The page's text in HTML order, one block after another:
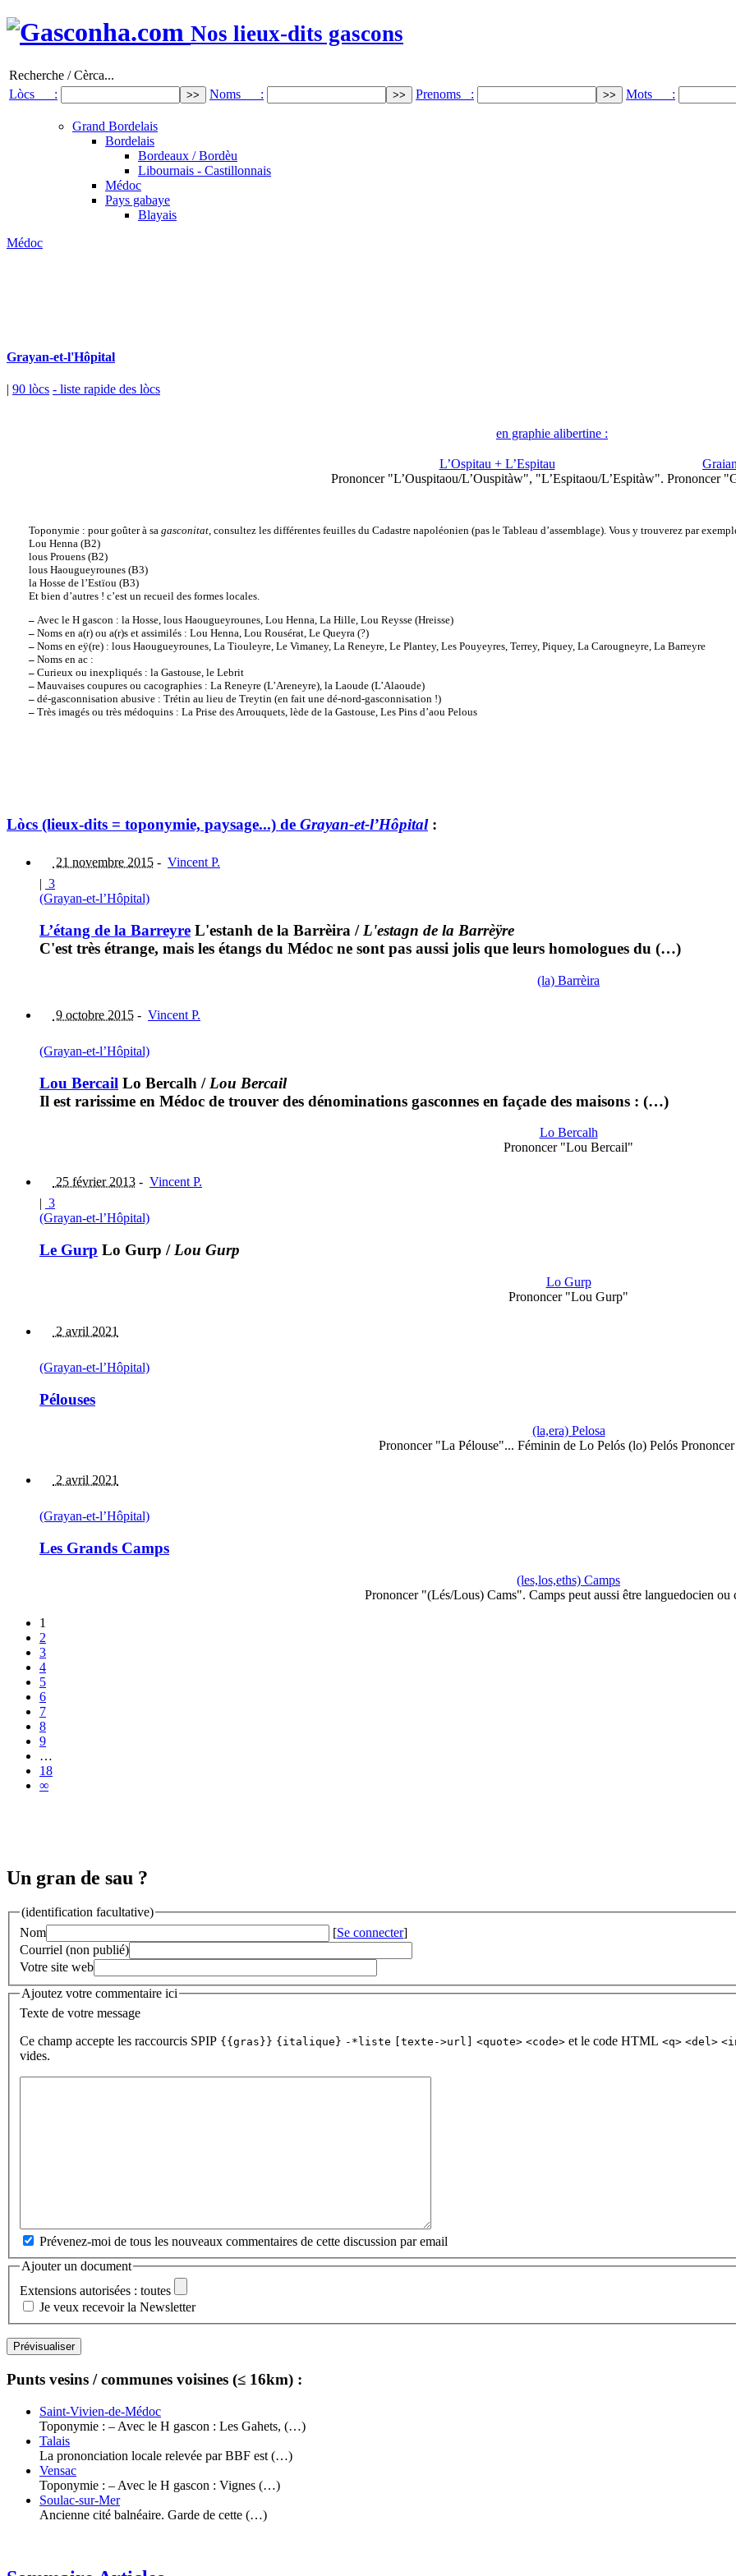
Nos lieux-dits gascons
Recherche / Cèrca...
Lòcs :
Noms : Prenoms : Mots :
Grand Bordelais
Bordelais
Bordeaux / Bordèu
Libournais - Castillonnais
Médoc
Pays gabaye
Blayais
Médoc
Grayan-et-l'Hôpital
| 90 lòcs - liste rapide des lòcs
en graphie alibertine :
L’Ospitau + L’Espitau
Prononcer "L’Ouspitaou/L’Ouspitàw", "L’Espitaou/L’Espitàw". Prononcer
Toponymie : pour goûter à sa gasconitat, consultez les différentes feuilles du Cadastre napoléonien (pas le Tableau d’assemblage). Vous y trouverez par
Lou Henna (B2)
lous Prouens (B2)
lous Haougueyrounes (B3)
la Hosse de l’Estïou (B3)
Et bien d’autres ! c’est un recueil des formes locales.
–Avec le H gascon : la Hosse, lous Haougueyrounes, Lou Henna, La Hille, Lou Reysse (Hreisse)
–Noms en a(r) ou a(r)s et assimilés : Lou Henna, Lou Rousérat, Le Queyra (?)
–Noms en eÿ(re) : lous Haougueyrounes, La Tiouleyre, Le Vimaney, La Reneyre, Le Plantey, Les Pouyeyres, Terrey, Piquey, La Carougneyre, La Barreyre
–Noms en ac :
–Curieux ou inexpliqués : la Gastouse, le Lebrit
–Mauvaises coupures ou cacographies : La Reneyre (L’Areneyre), la Laoude (L’Alaoude)
–dé-gasconnisation abusive : Trétin au lieu de Treytin (en fait une dé-nord-gasconnisation !)
–Très imagés ou très médoquins : La Prise des Arrouquets, lède de la Gastouse, Les Pins d’aou Pelous
Lòcs (lieux-dits = toponymie, paysage...) de Grayan-et-l’Hôpital:
21 novembre 2015 - Vincent P.
3
(Grayan-et-l’Hôpital)
L’étang de la Barreyre L'estanh de la Barrèira /L'estagn de la Barrèÿre
C'est très étrange, mais les étangs du Médoc ne sont pas aussi jolis que leurs homologues du (…)
(la) Barrèira
9 octobre 2015 - Vincent P.
(Grayan-et-l’Hôpital)
Lou Bercail Lo Bercalh / Lou Bercail
Il est rarissime en Médoc de trouver des dénominations gasconnes en façade des maisons : (…)
Lo Bercalh
Prononcer "Lou Bercail"
25 février 2013 - Vincent P.
| 3
(Grayan-et-l’Hôpital)
Le Gurp Lo Gurp / Lou Gurp
Lo Gurp
Prononcer "Lou Gurp"
2 avril 2021
(Grayan-et-l’Hôpital)
Pélouses
(la,era) Pelosa
Prononcer "La Pélouse"... Féminin de Lo Pelós (lo) Pelós
2 avril 2021
(Grayan-et-l’Hôpital)
Les Grands Camps
(les,los,eths) Camps
Prononcer "(Lés/Lous) Cams". Camps peut aussi être languedocien ou
1
2
3
4
5
6
7
8
9
…
18
∞
Un gran de sau ?
(identification facultative)
Nom
[Se connecter]
Courriel (non publié)
Votre site web
Ajoutez votre commentaire ici
Texte de votre message
Ce champ accepte les raccourcis SPIP {{gras}} {italique} -*liste [texte->url] <quote> <code> et le code HTML <q> <del>
vides.
Prévenez-moi de tous les nouveaux commentaires de cette discussion par email
Ajouter un document
Extensions autorisées : toutes
Je veux recevoir la Newsletter
Punts vesins / communes voisines (≤ 16km) :
Saint-Vivien-de-Médoc
Toponymie : – Avec le H gascon : Les Gahets, (…)
Talais
La prononciation locale relevée par BBF est (…)
Vensac
Toponymie : – Avec le H gascon : Vignes (…)
Soulac-sur-Mer
Ancienne cité balnéaire. Garde de cette (…)